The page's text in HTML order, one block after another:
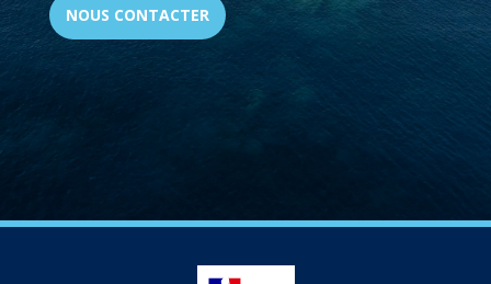
NOUS CONTACTER